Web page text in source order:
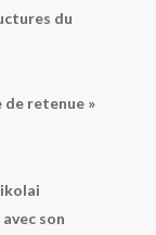
du
de retenue »
son